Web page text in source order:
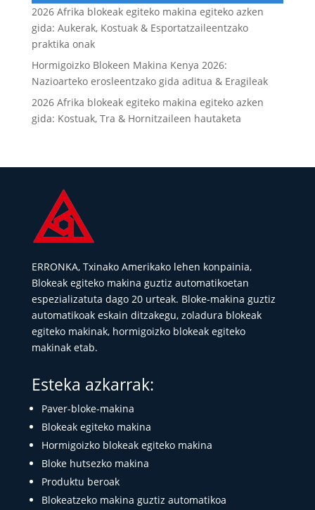
2026 Afrika blokeak egiteko makina egiteko azken
gida: Aukerak, Kostuak & Esportatzaileentzako
praktika onak
Hormigoizko Blokeen Makina Kenya 2026:
Nazioarteko erosleentzako gida aditua & Eragileak
2026 Afrika blokeak egiteko makina egiteko azken
gida: Kostuak, Tra & Hornitzaileen hautaketa
ERRONKA, Txinako Amerikako lehen konpainia,
Blokeak egiteko makina guztiz automatikoetan
espezializatuta dago 20 urteak. Bloke-makina guztiz
automatikoak eskain ditzakegu, zoladura blokeak
egiteko makinak, hormigoizko blokeak egiteko
makinak etab.
Esteka azkarrak:
Paver-bloke-makina
Blokeak egiteko makina
Hormigoizko blokeak egiteko makina
Bloke hutsezko makina
Produktu beroak
Blokeatzeko makina guztiz automatikoa